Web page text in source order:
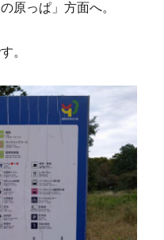
原っぱ」方面へ。
。